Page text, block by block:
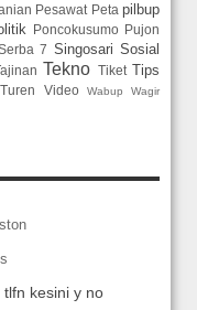
Pesawat Peta pilbup
Poncokusumo Pujon
7 Singosari Sosial
Tekno Tiket Tips
Turen Video Wabup Wagir
kesini y no